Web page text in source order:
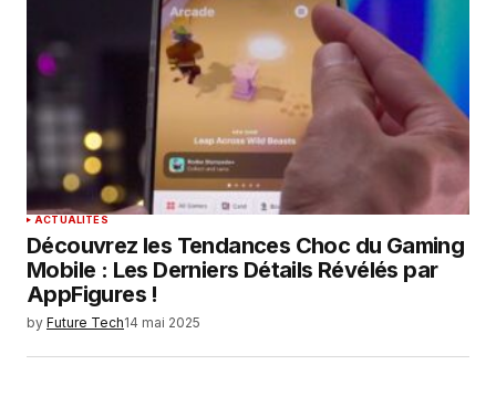
ACTUALITÉS
Découvrez les Tendances Choc du Gaming
Mobile : Les Derniers Détails Révélés par
AppFigures !
by Future Tech14 mai 2025